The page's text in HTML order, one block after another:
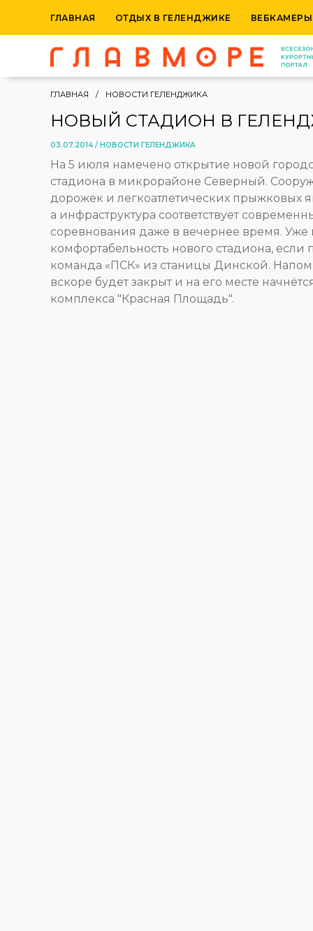
ГЛАВНАЯ ОТДЫХ В ГЕЛЕНДЖИКЕ
ГЛАВНАЯ НОВОСТИ ГЕЛЕНДЖИКА
НОВЫЙ СТАДИОН В
03.07.2014 / НОВОСТИ ГЕЛЕНДЖИКА
На 5 июля намечено открытие новой
стадиона в микрорайоне Северный.
дорожек и легкоатлетических прыжковых
а инфраструктура соответствует
соревнования даже в вечернее время. Уже
комфортабельность нового стадиона, если
команда «ПСК» из станицы Динской.
вскоре будет закрыт и на его месте
комплекса "Красная Площадь".